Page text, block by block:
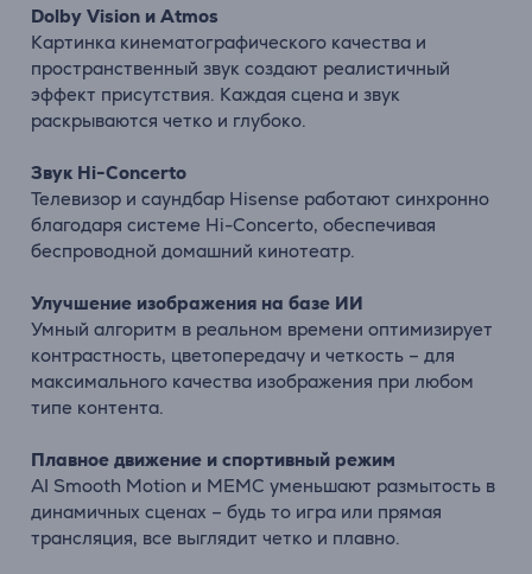
Dolby Vision и Atmos
Картинка кинематографического качества и
пространственный звук создают реалистичный
эффект присутствия. Каждая сцена и звук
раскрываются четко и глубоко.
Звук Hi-Concerto
Телевизор и саундбар Hisense работают синхронно
благодаря системе Hi-Concerto, обеспечивая
беспроводной домашний кинотеатр.
Улучшение изображения на базе ИИ
Умный алгоритм в реальном времени оптимизирует
контрастность, цветопередачу и четкость – для
максимального качества изображения при любом
типе контента.
Плавное движение и спортивный режим
AI Smooth Motion и MEMC уменьшают размытость в
динамичных сценах – будь то игра или прямая
трансляция, все выглядит четко и плавно.